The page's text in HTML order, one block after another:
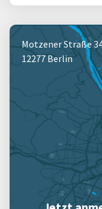
Motzener Straße
12277 Berlin